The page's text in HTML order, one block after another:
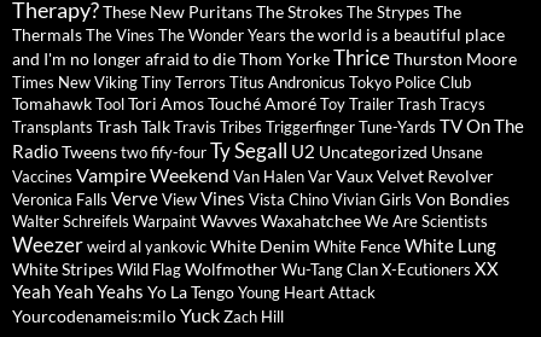
Therapy?These New PuritansThe StrokesThe Strypes The
ThermalsThe Vines The Wonder Years the world is a beautiful place
and I'm no longer afraid to dieThom YorkeThriceThurston Moore
Times New VikingTiny Terrors Titus Andronicus Tokyo Police Club
TomahawkToolTori AmosTouché AmoréToyTrailer Trash Tracys
Transplants Trash TalkTravis Tribes TriggerfingerTune-Yards TV On The
RadioTweenstwo fify-fourTy Segall U2 Uncategorized Unsane
Vaccines Vampire Weekend Van HalenVarVauxVelvet Revolver
Veronica Falls VerveViewVines Vista ChinoVivian Girls Von Bondies
Walter Schreifels WarpaintWavvesWaxahatcheeWe Are Scientists
Weezerweird al yankovicWhite Denim White FenceWhite Lung
White StripesWild FlagWolfmotherWu-Tang ClanX-Ecutioners XX
Yeah Yeah Yeahs Yo La TengoYoung Heart Attack
Yourcodenameis:miloYuckZach Hill